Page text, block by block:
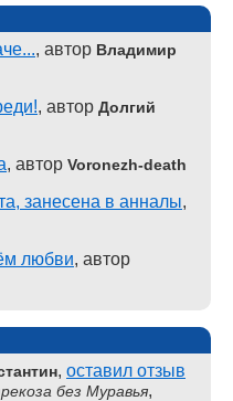
, автор Владимир
, автор Долгий
, автор Voronezh-death
занесена в анналы,
любви, автор
, оставил отзыв
без Муравья,